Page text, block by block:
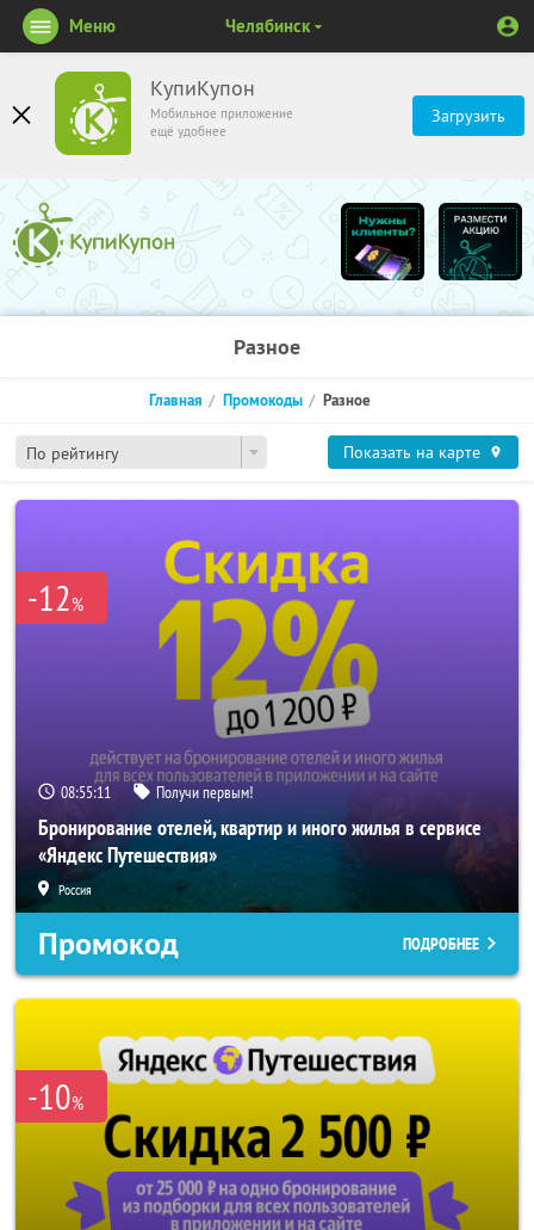
КупиКупон
Мобильное приложение
ещё удобнее
Загрузить
Меню Челябинск
Разное
По рейтингу
Главная Промокоды Разное
Показать на карте
-12%
08:55:09 Получи первым!
Бронирование отелей, квартир и иного жилья в сервисе
«Яндекс Путешествия»
Россия
Промокод ПОДРОБНЕЕ
-10%